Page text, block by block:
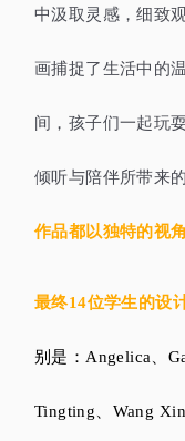
中汲取灵感，细致
画捕捉了生活中的
间，孩子们一起玩
倾听与陪伴所带来
作品都以独特的视
最终14位学生的设
别是：Angelica、
Tingting、Wang